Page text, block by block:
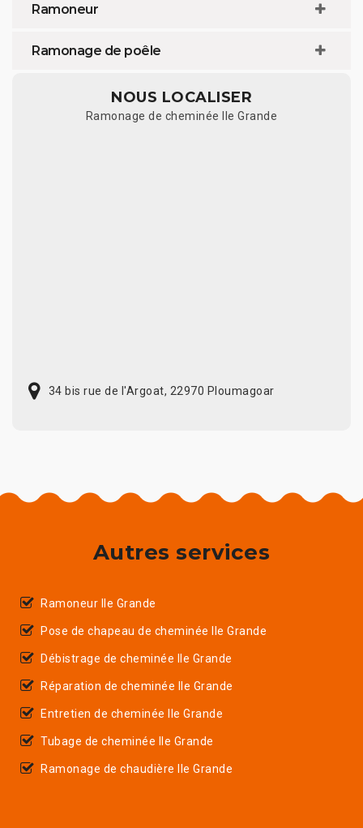
Ramoneur
Ramonage de poêle
NOUS LOCALISER
Ramonage de cheminée Ile Grande
34 bis rue de l'Argoat, 22970 Ploumagoar
Autres services
Ramoneur Ile Grande
Pose de chapeau de cheminée Ile Grande
Débistrage de cheminée Ile Grande
Réparation de cheminée Ile Grande
Entretien de cheminée Ile Grande
Tubage de cheminée Ile Grande
Ramonage de chaudière Ile Grande